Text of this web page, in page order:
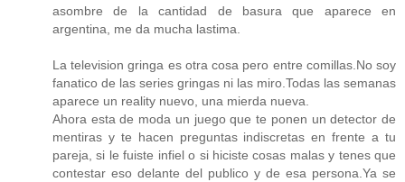
asombre de la cantidad de basura que aparece en
argentina, me da mucha lastima.
La television gringa es otra cosa pero entre comillas.No soy
fanatico de las series gringas ni las miro.Todas las semanas
aparece un reality nuevo, una mierda nueva.
Ahora esta de moda un juego que te ponen un detector de
mentiras y te hacen preguntas indiscretas en frente a tu
pareja, si le fuiste infiel o si hiciste cosas malas y tenes que
contestar eso delante del publico y de esa persona.Ya se